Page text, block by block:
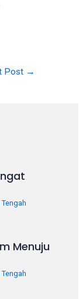
Post →
Menuju